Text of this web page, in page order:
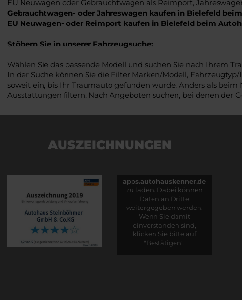
EU Neuwagen oder Gebrauchtwagen als Reimport,
Gebrauchtwagen- oder Jahreswagen kaufen in Bielefeld
EU Neuwagen- oder Reimport kaufen in Bielefeld beim
Stöbern Sie in unserer Fahrzeugsuche:
Wählen Sie das passende Modell und suchen Sie nach Ihrem
In der Suche können Sie die Filter Marken/Modell,
soweit ein, bis Ihr Traumauto gefunden wurde. Anders als
Ausstattungen filtern. Nach Angeboten suchen, bei denen der
AUSZEICHNUNGEN
apps.autohauskenner.de
zu laden. Dabei können
Daten an Dritte
weitergegeben werden.
Wenn Sie damit
einverstanden sind,
klicken Sie bitte auf
"Bestätigen".